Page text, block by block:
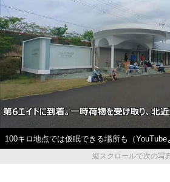
100キロ地点では仮眠できる場所も（YouTube